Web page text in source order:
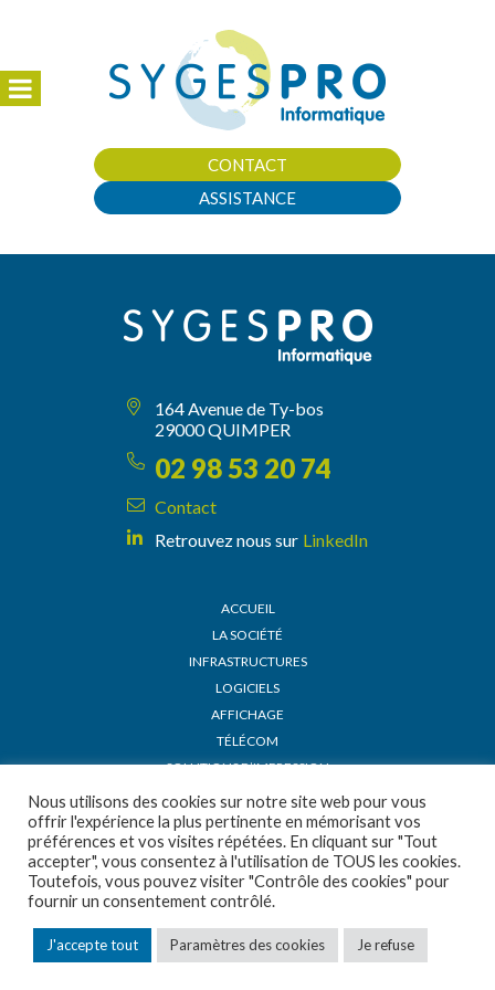
CONTACT
ASSISTANCE
164 Avenue de Ty-bos
29000 QUIMPER
02 98 53 20 74
Contact
Retrouvez nous sur LinkedIn
ACCUEIL
LA SOCIÉTÉ
INFRASTRUCTURES
LOGICIELS
AFFICHAGE
TÉLÉCOM
SOLUTIONS D’IMPRESSION
ACTUALITÉS
DEMANDE DE DEVIS
RECRUTEMENT
CONDITIONS GÉNÉRALES DE VENTE
© 2025 CONCEPTION & DÉVELOPPEMENT NETAO
TOUS DROITS RÉSERVÉS
Nous utilisons des cookies sur notre site web pour vous
offrir l'expérience la plus pertinente en mémorisant vos
préférences et vos visites répétées. En cliquant sur "Tout
accepter", vous consentez à l'utilisation de TOUS les cookies.
Toutefois, vous pouvez visiter "Contrôle des cookies" pour
fournir un consentement contrôlé.
J'accepte tout Paramètres des cookies Je refuse